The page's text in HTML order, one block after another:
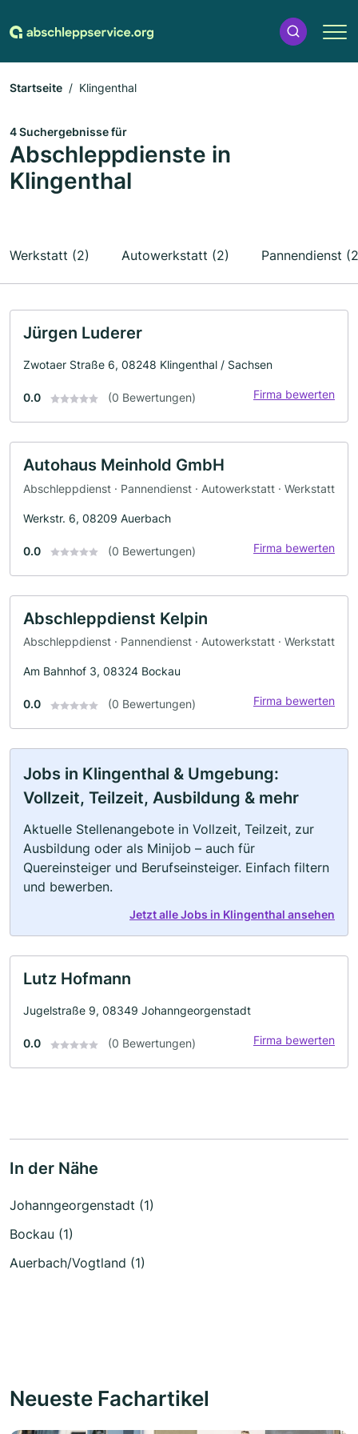
Startseite Klingenthal
4 Suchergebnisse für
Abschleppdienste in
Klingenthal
Werkstatt (2) Autowerkstatt (2) Pannendienst
Jürgen Luderer
Zwotaer Straße 6, 08248 Klingenthal / Sachsen
0.0 (0 Bewertungen) Firma bewerten
Autohaus Meinhold GmbH
Abschleppdienst · Pannendienst · Autowerkstatt · Werkstatt
Werkstr. 6, 08209 Auerbach
0.0 (0 Bewertungen) Firma bewerten
Abschleppdienst Kelpin
Abschleppdienst · Pannendienst · Autowerkstatt · Werkstatt
Am Bahnhof 3, 08324 Bockau
0.0 (0 Bewertungen) Firma bewerten
Jobs in Klingenthal & Umgebung:
Vollzeit, Teilzeit, Ausbildung & mehr
Aktuelle Stellenangebote in Vollzeit, Teilzeit, zur
Ausbildung oder als Minijob – auch für
Quereinsteiger und Berufseinsteiger. Einfach filtern
und bewerben.
Jetzt alle Jobs in Klingenthal ansehen
Lutz Hofmann
Jugelstraße 9, 08349 Johanngeorgenstadt
0.0 (0 Bewertungen) Firma bewerten
In der Nähe
Johanngeorgenstadt (1)
Bockau (1)
Auerbach/Vogtland (1)
Neueste Fachartikel